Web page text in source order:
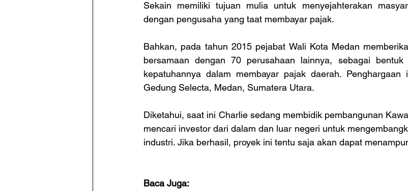
Sekain memiliki tujuan mulia untuk menyejahterakan
dengan pengusaha yang taat membayar pajak.
Bahkan, pada tahun 2015 pejabat Wali Kota Medan
bersamaan dengan 70 perusahaan lainnya, sebagai
kepatuhannya dalam membayar pajak daerah.
Gedung Selecta, Medan, Sumatera Utara.
Diketahui, saat ini Charlie sedang membidik pembangunan
mencari investor dari dalam dan luar negeri untuk
industri. Jika berhasil, proyek ini tentu saja akan dapat
Baca Juga: